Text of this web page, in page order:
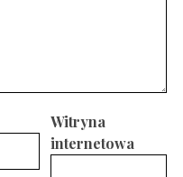
Witryna
internetowa